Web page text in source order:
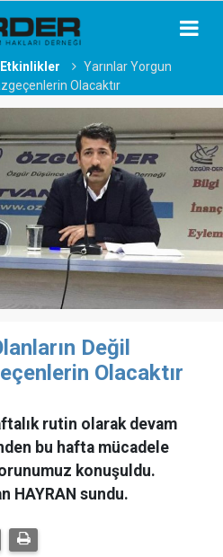
Etkinlikler
Yarınlar Yorgun
Olacaktır
Değil
Olacaktır
rutin olarak devam
bu hafta mücadele
konuşuldu.
HAYRAN sundu.